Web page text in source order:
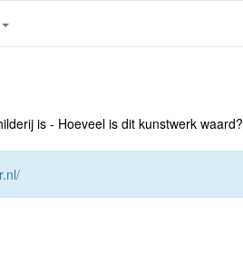
is - Hoeveel is dit kunstwerk waard?